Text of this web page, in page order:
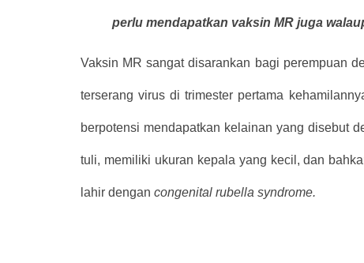
perlu mendapatkan vaksin MR juga
Vaksin MR sangat disarankan bagi perempuan
terserang virus di trimester pertama
berpotensi mendapatkan kelainan yang disebut
tuli, memiliki ukuran kepala yang kecil, dan
lahir dengan congenital rubella syndrome.